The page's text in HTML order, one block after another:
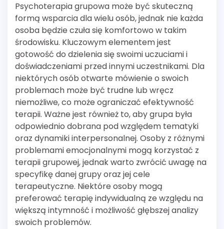
Psychoterapia grupowa może być skuteczną
formą wsparcia dla wielu osób, jednak nie każda
osoba będzie czuła się komfortowo w takim
środowisku. Kluczowym elementem jest
gotowość do dzielenia się swoimi uczuciami i
doświadczeniami przed innymi uczestnikami. Dla
niektórych osób otwarte mówienie o swoich
problemach może być trudne lub wręcz
niemożliwe, co może ograniczać efektywność
terapii. Ważne jest również to, aby grupa była
odpowiednio dobrana pod względem tematyki
oraz dynamiki interpersonalnej. Osoby z różnymi
problemami emocjonalnymi mogą korzystać z
terapii grupowej, jednak warto zwrócić uwagę na
specyfikę danej grupy oraz jej cele
terapeutyczne. Niektóre osoby mogą
preferować terapię indywidualną ze względu na
większą intymność i możliwość głębszej analizy
swoich problemów.